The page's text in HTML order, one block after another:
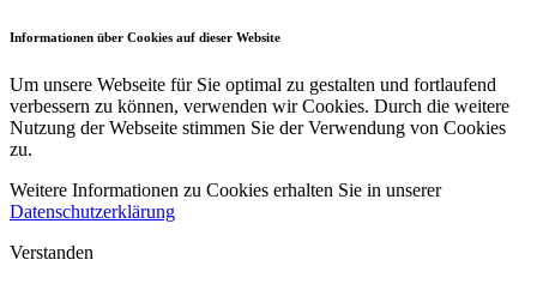
Informationen über Cookies auf dieser Website
Um unsere Webseite für Sie optimal zu gestalten und fortlaufend
verbessern zu können, verwenden wir Cookies. Durch die weitere
Nutzung der Webseite stimmen Sie der Verwendung von Cookies
zu.
Weitere Informationen zu Cookies erhalten Sie in unserer
Datenschutzerklärung
Verstanden